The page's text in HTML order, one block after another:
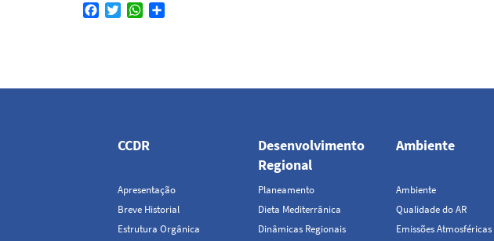
Facebook
TwitterWhatsApp
principal
CCDR
Apresentação
Breve Historial
Estrutura Orgânica
Desenvolvimento
Regional
Planeamento
Dieta Mediterrânica
Dinâmicas Regionais
Ambiente
Ambiente
Qualidade do AR
Emissões Atmosféricas